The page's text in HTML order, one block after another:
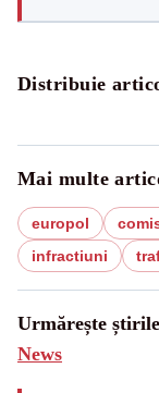
Distribuie
Mai multe
europol
infractiuni
Urmărește
News